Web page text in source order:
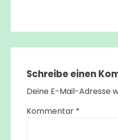
Schreibe einen
Deine E-Mail-Adresse
Kommentar *